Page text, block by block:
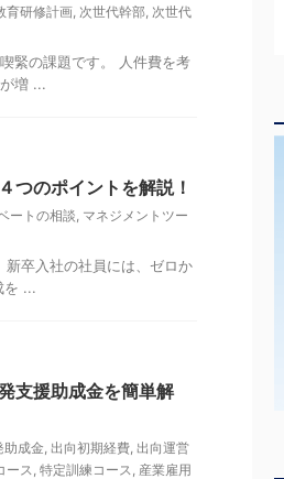
育研修計画, 次世代幹部, 次世代
緊の課題です。 人件費を考
増 ...
つのポイントを解説！
ートの相談, マネジメントツー
新卒入社の社員には、ゼロか
を ...
支援助成金を簡単解
助成金, 出向初期経費, 出向運営
ース, 特定訓練コース, 産業雇用